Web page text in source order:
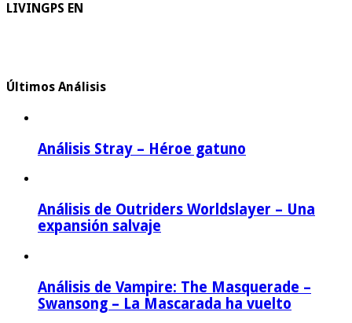
LIVINGPS EN
Últimos Análisis
Análisis Stray – Héroe gatuno
Análisis de Outriders Worldslayer – Una
expansión salvaje
Análisis de Vampire: The Masquerade –
Swansong – La Mascarada ha vuelto